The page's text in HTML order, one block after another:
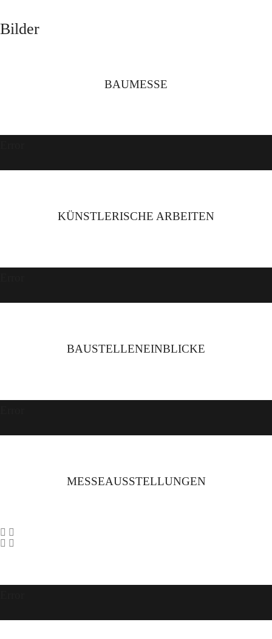
Bilder
BAUMESSE
KÜNSTLERISCHE ARBEITEN
BAUSTELLENEINBLICKE
MESSEAUSSTELLUNGEN